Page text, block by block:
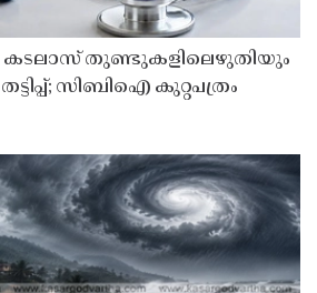
കടലാസ് തുണ്ടുകളിലെഴുതിയും
സിബിഐ കുറ്റപത്രം